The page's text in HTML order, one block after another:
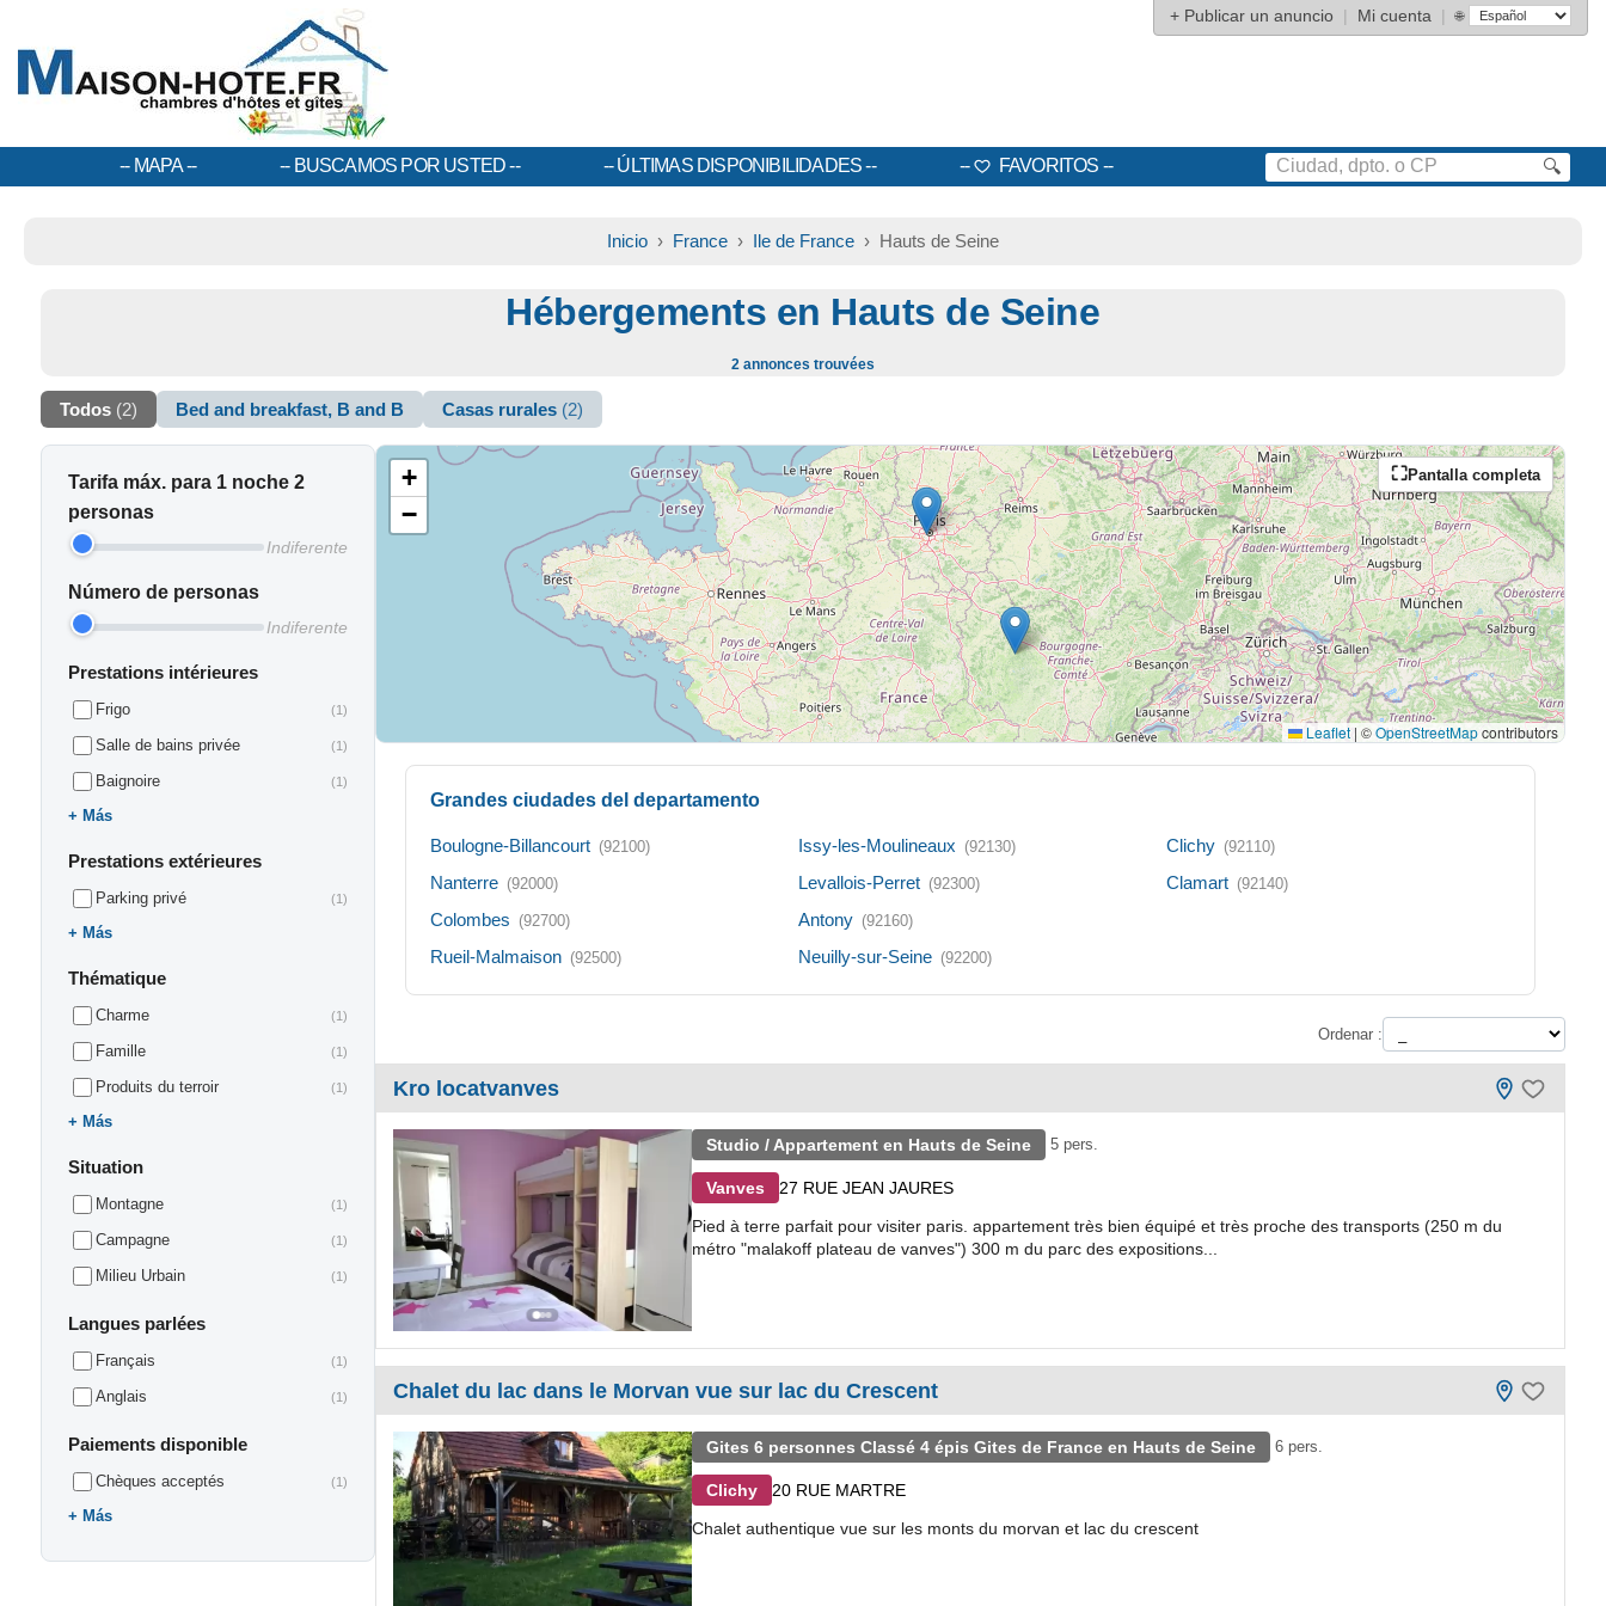
+ Publicar un anuncio | Mi cuenta | 🌐
MAPA BUSCAMOS POR USTED ÚLTIMAS DISPONIBILIDADES FAVORITOS 🔍
Inicio› France› Ile de France› Hauts de Seine
Hébergements en Hauts de Seine
2 annonces trouvées
Todos (2) Bed and breakfast, B and B Casas rurales (2)
Tarifa máx. para 1 noche 2
personas
Indiferente
Número de personas
Indiferente
Prestations intérieures
Frigo (1)
Salle de bains privée (1)
Baignoire (1)
Más
Prestations extérieures
Parking privé (1)
Más
Thématique
Charme (1)
Famille (1)
Produits du terroir (1)
Más
Situation
Montagne (1)
Campagne (1)
Milieu Urbain (1)
Langues parlées
Français (1)
Anglais (1)
Paiements disponible
Chèques acceptés (1)
Más
Pantalla completa
+
−
Leaflet | ©OpenStreetMapcontributors
Grandes ciudades del departamento
Boulogne-Billancourt (92100)
Nanterre (92000)
Colombes (92700)
Rueil-Malmaison (92500)
Issy-les-Moulineaux (92130)
Levallois-Perret (92300)
Antony (92160)
Neuilly-sur-Seine (92200)
Clichy (92110)
Clamart (92140)
Ordenar :
Kro locatvanves
Studio / Appartement en Hauts de Seine 5 pers.
Vanves 27 RUE JEAN JAURES
Pied à terre parfait pour visiter paris. appartement très bien équipé et très proche des transports (250 m du
métro "malakoff plateau de vanves") 300 m du parc des expositions...
Chalet du lac dans le Morvan vue sur lac du Crescent
Gites 6 personnes Classé 4 épis Gites de France en Hauts de Seine 6 pers.
Clichy 20 RUE MARTRE
Chalet authentique vue sur les monts du morvan et lac du crescent